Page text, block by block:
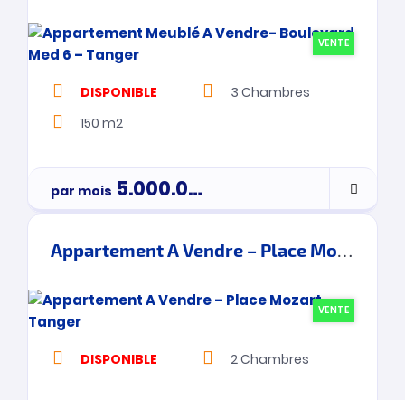
VENTE
DISPONIBLE 3 Chambres
150 m2
par mois 5.000.000
Appartement A Vendre – Place Mozart – Tanger
VENTE
DISPONIBLE 2Chambres